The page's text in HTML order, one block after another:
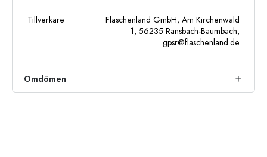
Tillverkare
Flaschenland GmbH, Am Kirchenwald
1, 56235 Ransbach-Baumbach,
gpsr@flaschenland.de
Omdömen